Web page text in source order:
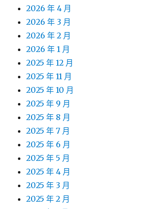
2026 年 4 月
2026 年 3 月
2026 年 2 月
2026 年 1 月
2025 年 12 月
2025 年 11 月
2025 年 10 月
2025 年 9 月
2025 年 8 月
2025 年 7 月
2025 年 6 月
2025 年 5 月
2025 年 4 月
2025 年 3 月
2025 年 2 月